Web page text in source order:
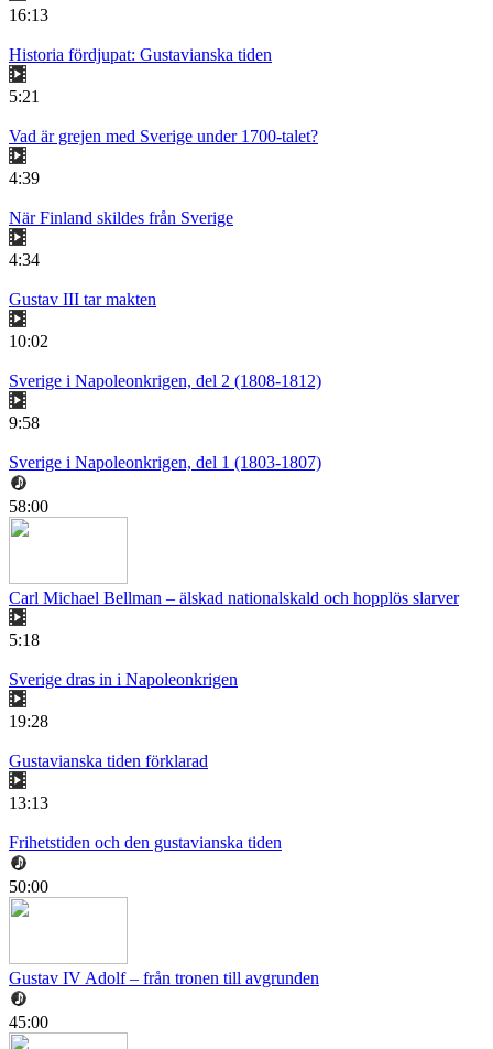
16:13
Historia fördjupat: Gustavianska tiden
5:21
Vad är grejen med Sverige under 1700-talet?
4:39
När Finland skildes från Sverige
4:34
Gustav III tar makten
10:02
Sverige i Napoleonkrigen, del 2 (1808-1812)
9:58
Sverige i Napoleonkrigen, del 1 (1803-1807)
58:00
Carl Michael Bellman – älskad nationalskald och hopplös slarver
5:18
Sverige dras in i Napoleonkrigen
19:28
Gustavianska tiden förklarad
13:13
Frihetstiden och den gustavianska tiden
50:00
Gustav IV Adolf – från tronen till avgrunden
45:00